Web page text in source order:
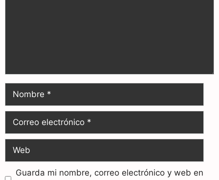
Guarda mi nombre, correo electrónico y web en